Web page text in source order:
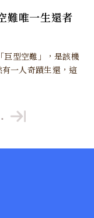
難唯一生還者
巨型空難」，是該機
一人奇蹟生還，這